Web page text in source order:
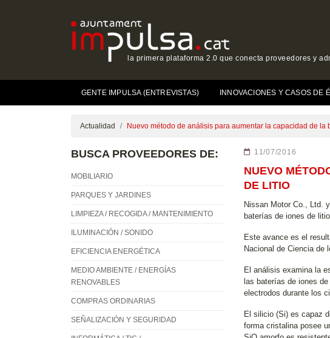
la primera plataforma 2.0 que conecta proveedores y
GENTE IMPULSA (ENTREVISTAS) INNOVACIONES Y CASOS DE
Actualidad Nuevo método de análisis para aumentar la capacidad de la
BUSCA PROVEEDORES DE:
MOBILIARIO
PARQUES Y JARDINES
LIMPIEZA / RECOGIDA / MANTENIMIENTO
ILUMINACIÓN / SONIDO
EFICIENCIA ENERGÉTICA
MEDIO AMBIENTE / ENERGÍAS
RENOVABLES
COMPRAS ORDINARIAS
SEÑALIZACIÓN Y SEGURIDAD
11/07/2016
NUEVO
DE LITIO
Nissan Motor Co., Ltd.
baterías de iones de
Este avance es el
Nacional de Ciencia de
El análisis examina la
las baterías de iones
electrodos durante los
El silicio (Si) es capaz
forma cristalina posee